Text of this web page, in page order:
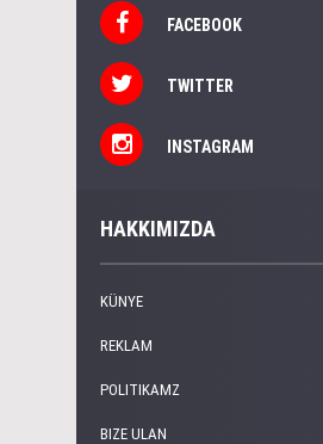
FACEBOOK
TWITTER
INSTAGRAM
HAKKIMIZDA
KÜNYE
REKLAM
POLITIKAMZ
BIZE ULAN